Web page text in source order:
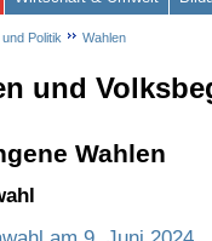
und
Wahlen
Politik Wahlen